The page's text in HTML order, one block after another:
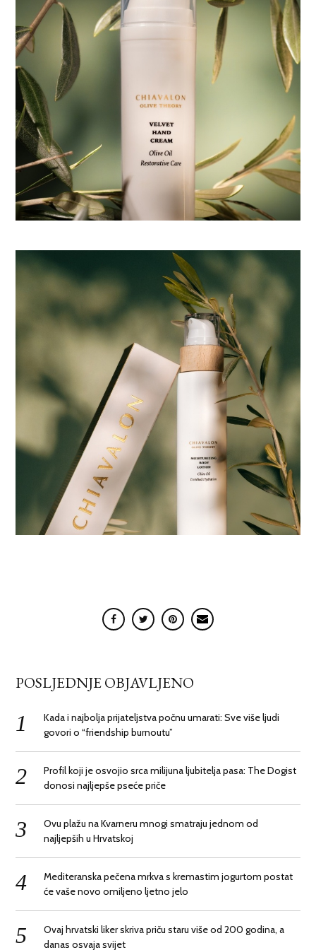
POSLJEDNJE OBJAVLJENO
Kada i najbolja prijateljstva počnu umarati: Sve više ljudi
govori o “friendship burnoutu”
Profil koji je osvojio srca milijuna ljubitelja pasa: The Dogist
donosi najljepše pseće priče
Ovu plažu na Kvarneru mnogi smatraju jednom od
najljepših u Hrvatskoj
Mediteranska pečena mrkva s kremastim jogurtom postat
će vaše novo omiljeno ljetno jelo
Ovaj hrvatski liker skriva priču staru više od 200 godina, a
danas osvaja svijet